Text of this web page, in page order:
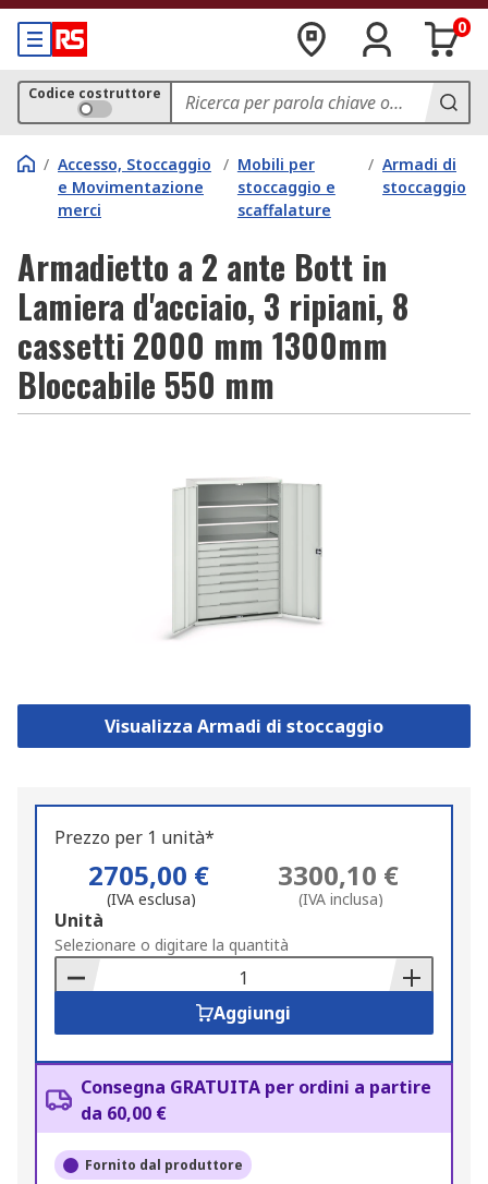
0
Codice costruttore
/ Accesso, Stoccaggio
e Movimentazione
merci
/ Mobili per
stoccaggio e
scaffalature
/ Armadi di
stoccaggio
Armadietto a 2 ante Bott in
Lamiera d'acciaio, 3 ripiani, 8
cassetti 2000 mm 1300mm
Bloccabile 550 mm
Visualizza Armadi di stoccaggio
Prezzo per 1 unità*
2705,00 €
(IVA esclusa)
3300,10 €
(IVA inclusa)
Add
to
Basket
Unità
Selezionare o digitare la quantità
Aggiungi
Consegna GRATUITA per ordini a partire
da 60,00 €
Fornito dal produttore